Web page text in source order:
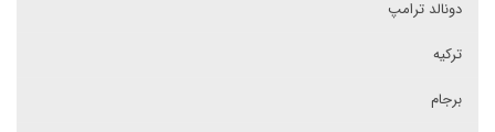
دونالد ترامپ
ترکیه
برجام